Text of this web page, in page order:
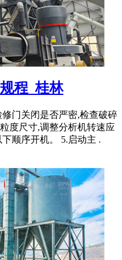
程_桂林
门关闭是否严密,检查破碎
度尺寸,调整分析机转速应
顺序开机。 5.启动主 .